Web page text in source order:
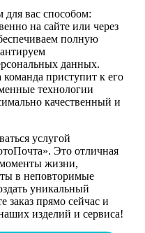
вас способом:
на сайте или через
полную
данных.
приступит к его
технологии
качественный и
услугой
Это отличная
жизни,
в неповторимые
уникальный
заказ прямо сейчас и
изделий и сервиса!